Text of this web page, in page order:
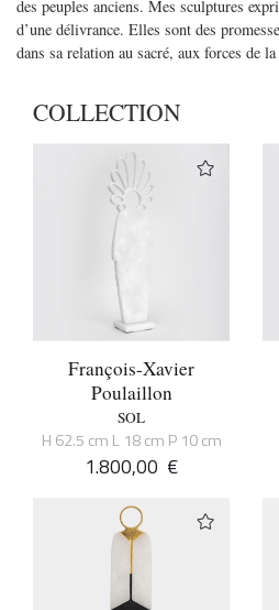
des peuples anciens. Mes sculptures
d’une délivrance. Elles sont des
dans sa relation au sacré, aux forces de
COLLECTION
François-Xavier
Poulaillon
SOL
H 62.5 cm L 18 cm P 10 cm
1.800,00 €